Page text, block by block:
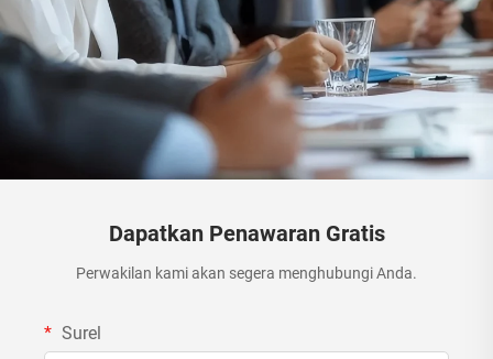
Dapatkan Penawaran Gratis
Perwakilan kami akan segera menghubungi Anda.
Surel